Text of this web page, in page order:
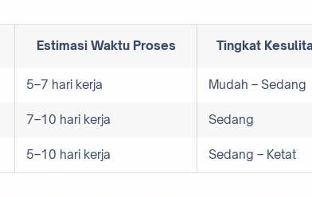
Estimasi Waktu Proses Tingkat
5–7 hari kerja Mudah – Sedang
7–10 hari kerja Sedang
5–10 hari kerja Sedang – Ketat